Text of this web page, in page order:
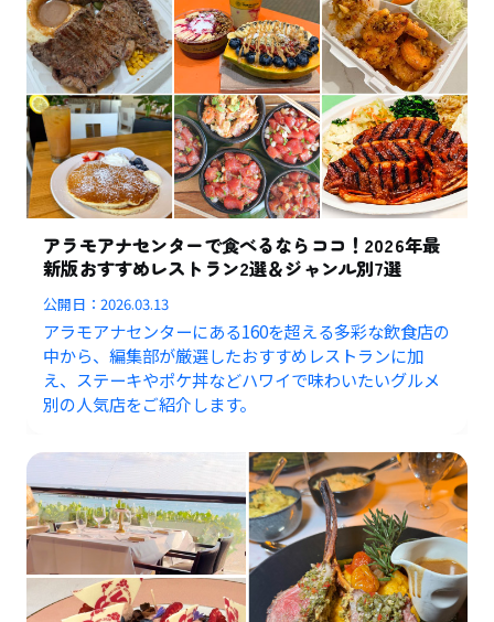
アラモアナセンターで食べるならココ！2026年最
新版おすすめレストラン2選＆ジャンル別7選
公開日：2026.03.13
アラモアナセンターにある160を超える多彩な飲食店の
中から、編集部が厳選したおすすめレストランに加
え、ステーキやポケ丼などハワイで味わいたいグルメ
別の人気店をご紹介します。